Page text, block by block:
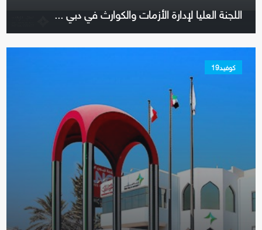
اللجنة العليا لإدارة الأزمات والكوارث في دبي ...
كوفيد19